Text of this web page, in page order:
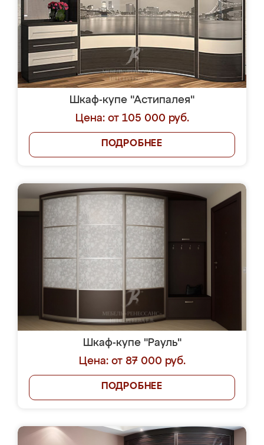
Шкаф-купе "Астипалея"
Цена: от 105 000 руб.
ПОДРОБНЕЕ
Шкаф-купе "Рауль"
Цена: от 87 000 руб.
ПОДРОБНЕЕ